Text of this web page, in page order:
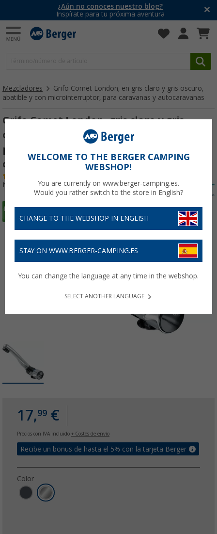
¿Aún no conoces nuestro blog?
Inspírate para tu próxima aventura
Mezcladores
Grifo Comet London, en gris claro y gris oscuro,
abatible y con microinterruptor, para caravanas y autocaravanas
Grifo Comet London, gris claro y gris
oscuro, abatible, con microinterruptor,
para caravanas y autocaravanas,
cromado
Nº de artículo 218670
17,99 €
Precios con IVA incluido + Costes de envío
Recibe un bonus de hasta el 5% con la tarjeta Berger
Color
WELCOME TO THE BERGER CAMPING
WEBSHOP!
You are currently on www.berger-camping.es.
Would you rather switch to the store in English?
CHANGE TO THE WEBSHOP IN ENGLISH
STAY ON WWW.BERGER-CAMPING.ES
You can change the language at any time in the webshop.
SELECT ANOTHER LANGUAGE